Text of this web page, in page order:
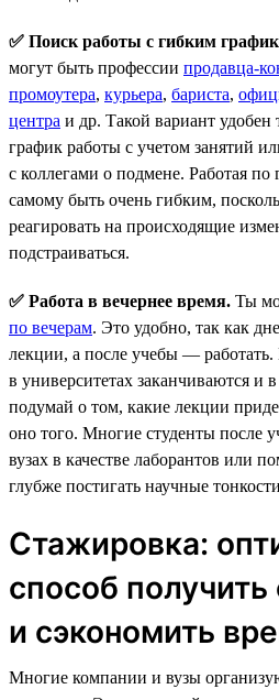
✅ Поиск работы с гибким
могут быть профессии продавца-
промоутера, курьера, бариста,
центра и др. Такой вариант удобен
график работы с учетом занятий
с коллегами о подмене. Работая по
самому быть очень гибким,
реагировать на происходящие
подстраиваться.
✅ Работа в вечернее время. Ты
по вечерам. Это удобно, так как
лекции, а после учебы — работать.
в университетах заканчиваются и
подумай о том, какие лекции
оно того. Многие студенты после
вузах в качестве лаборантов или
глубже постигать научные
Стажировка:
способ
и сэкономить
Многие компании и вузы